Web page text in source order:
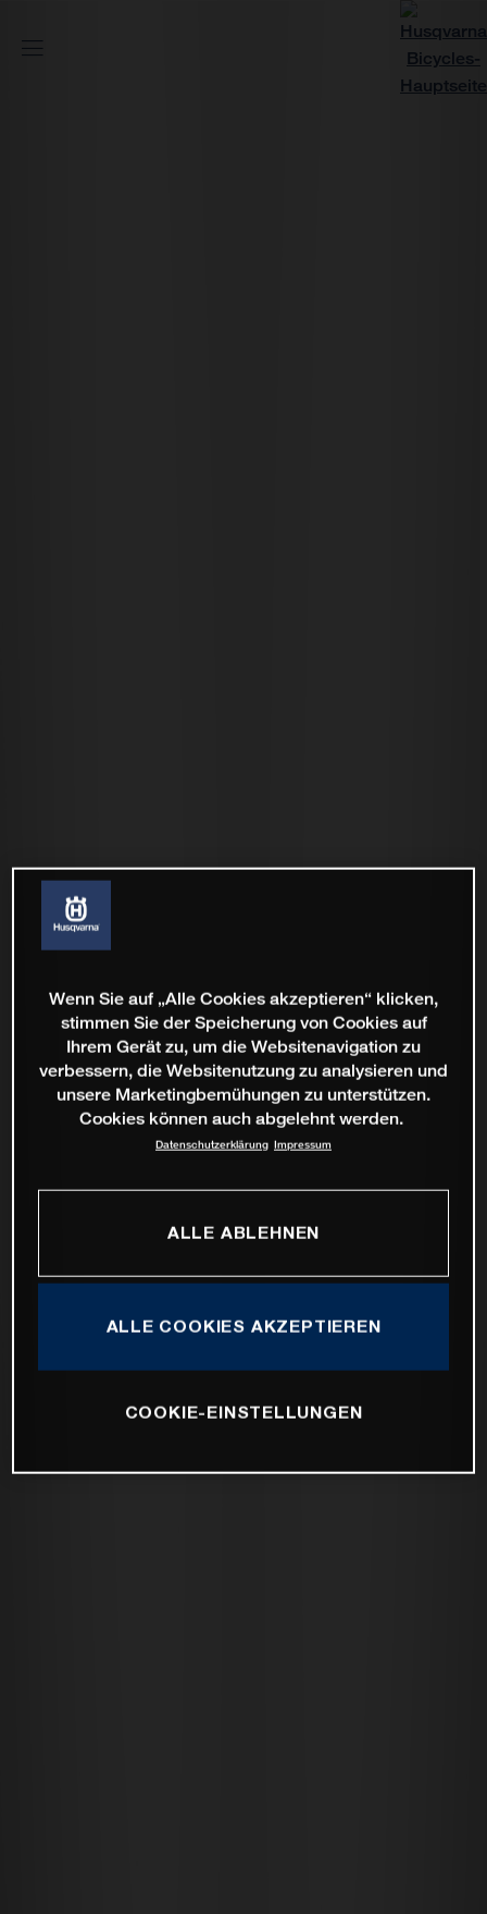
Wenn Sie auf „Alle Cookies akzeptieren“ klicken,
stimmen Sie der Speicherung von Cookies auf
Ihrem Gerät zu, um die Websitenavigation zu
verbessern, die Websitenutzung zu analysieren und
unsere Marketingbemühungen zu unterstützen.
Cookies können auch abgelehnt werden.
Datenschutzerklärung Impressum
ALLE ABLEHNEN
ALLE COOKIES AKZEPTIEREN
COOKIE-EINSTELLUNGEN